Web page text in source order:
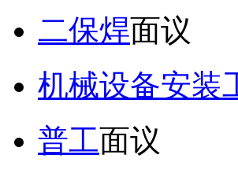
二保焊面议
机械设备安装
普工面议